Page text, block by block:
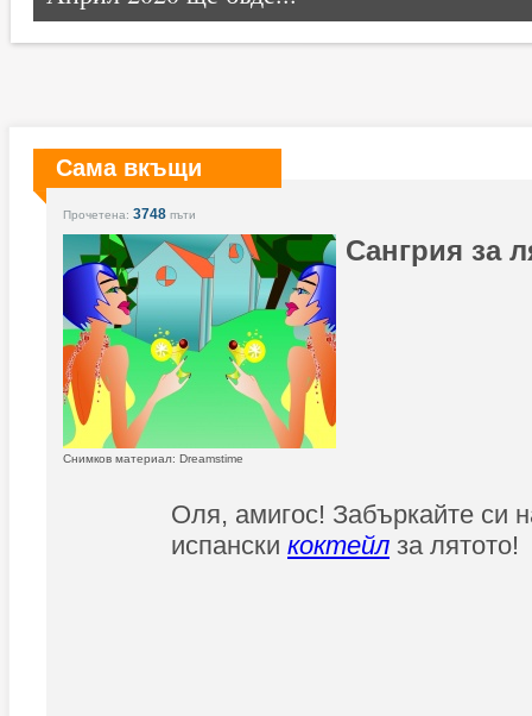
Сама вкъщи
Прочетена: 3748 пъти
Сангрия за
Снимков материал: Dreamstime
Оля, амигос! Забъркайте си
испански коктейл за лятото!